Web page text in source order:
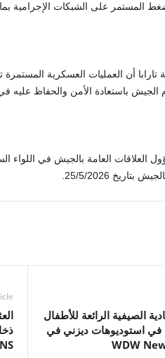
المستمر على الشبكات الإجرامية
تارابا أن العمليات العسكرية
الجيش باستعادة الأمن والحفاظ عليه
العلاقات العامة بالجيش في اللواء
25/5/2026.
NS | أخبار سي بي سي
الصيفية الرائعة للأطفال
مرة في استوديوهات ديزني في